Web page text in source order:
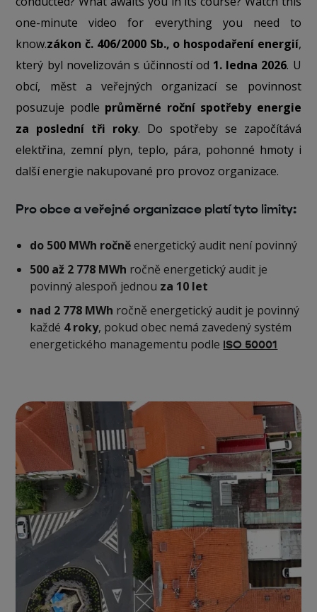
one-minute video for everything you need to
know.zákon č. 406/2000 Sb., o hospodaření energií,
který byl novelizován s účinností od 1. ledna 2026. U
obcí, měst a veřejných organizací se povinnost
posuzuje podle průměrné roční spotřeby energie
za poslední tři roky. Do spotřeby se započítává
elektřina, zemní plyn, teplo, pára, pohonné hmoty i
další energie nakupované pro provoz organizace.
Pro obce a veřejné organizace platí tyto limity:
do 500 MWh ročněenergetický audit není povinný
‍500 až 2 778 MWh ročně energetický audit je
povinný alespoň jednou za 10 let
nad 2 778 MWh ročně energetický audit je povinný
každé 4 roky, pokud obec nemá zavedený systém
energetického managementu podle ISO 50001